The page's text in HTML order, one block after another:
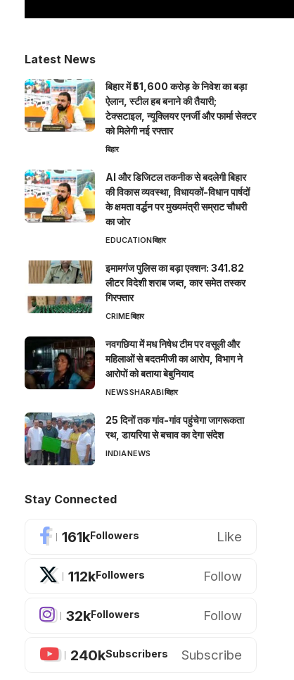
Latest News
बिहार में ₹51,600 करोड़ के निवेश का बड़ा
ऐलान, स्टील हब बनाने की तैयारी;
टेक्सटाइल, न्यूक्लियर एनर्जी और फार्मा सेक्टर
को मिलेगी नई रफ्तार
बिहार
AI और डिजिटल तकनीक से बदलेगी बिहार
की विकास व्यवस्था, विधायकों-विधान पार्षदों
के क्षमता वर्द्धन पर मुख्यमंत्री सम्राट चौधरी
का जोर
EDUCATIONबिहार
इमामगंज पुलिस का बड़ा एक्शन: 341.82
लीटर विदेशी शराब जब्त, कार समेत तस्कर
गिरफ्तार
CRIMEबिहार
नवगछिया में मध निषेध टीम पर वसूली और
महिलाओं से बदतमीजी का आरोप, विभाग ने
आरोपों को बताया बेबुनियाद
NEWSSHARABIबिहार
25 दिनों तक गांव-गांव पहुंचेगा जागरूकता
रथ, डायरिया से बचाव का देगा संदेश
INDIANEWS
Stay Connected
161kFollowers Like
112kFollowers Follow
32kFollowers Follow
240kSubscribers Subscribe